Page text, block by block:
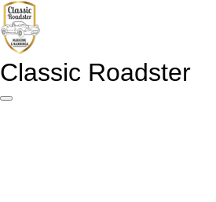
Ga
direct
naar
de
hoofdinhoud
Classic Roadster